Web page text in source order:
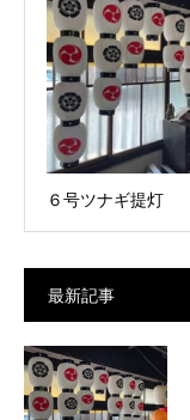
６号ツナギ提灯
最新記事